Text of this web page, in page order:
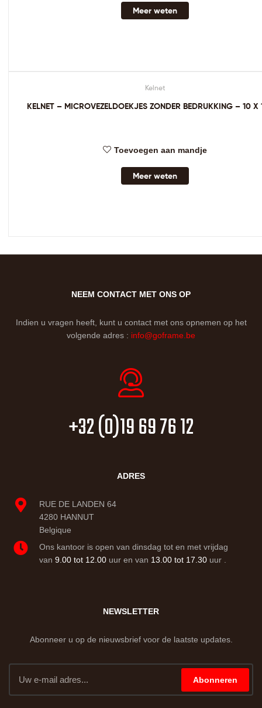
Meer weten
Kelnet
KELNET – MICROVEZELDOEKJES ZONDER BEDRUKKING – 10 X
Toevoegen aan mandje
Meer weten
NEEM CONTACT MET ONS OP
Indien u vragen heeft, kunt u contact met ons opnemen op het
volgende adres : info@goframe.be
+32 (0)19 69 76 12
ADRES
RUE DE LANDEN 64
4280 HANNUT
Belgique
Ons kantoor is open van dinsdag tot en met vrijdag
van 9.00 tot 12.00uur en van 13.00 tot 17.30uur .
NEWSLETTER
Abonneer u op de nieuwsbrief voor de laatste updates.
Abonneren